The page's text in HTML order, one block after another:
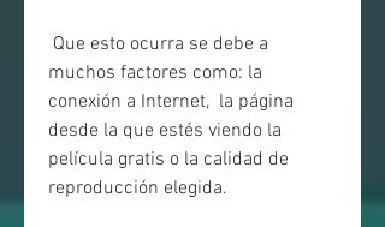
muchos factores como: la
conexión a Internet,  la página
desde la que estés viendo la
película gratis o la calidad de
reproducción elegida.